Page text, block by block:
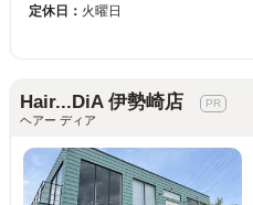
定休日： 火曜日
Hair...DiA 伊勢崎店
ヘアー ディア